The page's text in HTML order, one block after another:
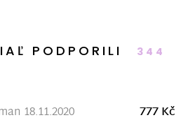
PODPORILI 344
18.11.2020
777 Kč